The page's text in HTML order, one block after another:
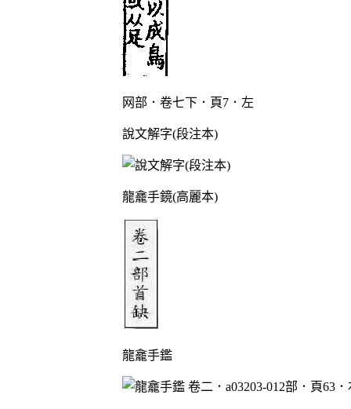
网部．卷七下．頁7．左
說文解字(段注本)
龍龕手鏡(高麗本)
龍龕手鑑